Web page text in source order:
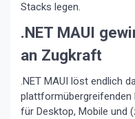
Stacks legen.
.NET MAUI
an Zugkraft
.NET MAUI löst endlich
plattformübergreifenden
für Desktop, Mobile und